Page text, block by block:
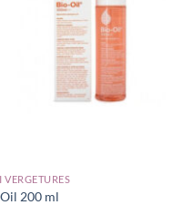
VERGETURES
200 ml